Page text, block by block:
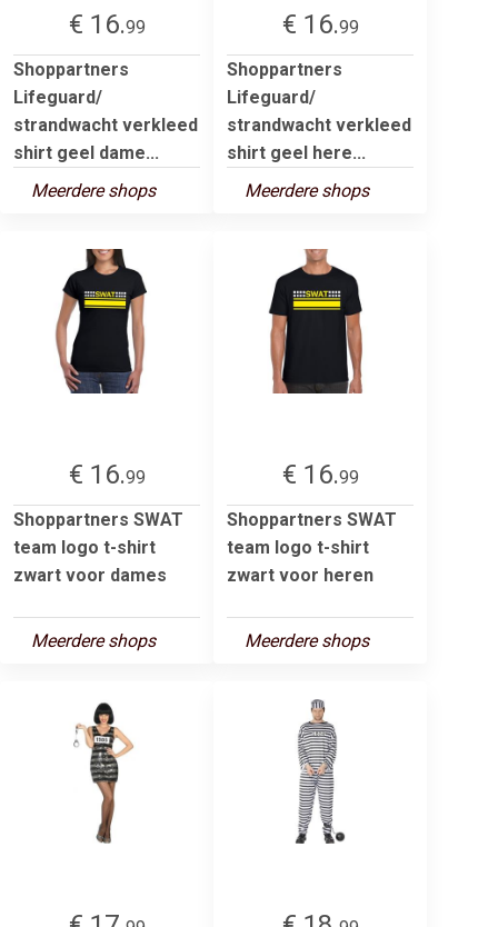
€ 16.99
Shoppartners
Lifeguard/
strandwacht verkleed
shirt geel dame...
Meerdere shops
€ 16.99
Shoppartners
Lifeguard/
strandwacht verkleed
shirt geel here...
Meerdere shops
€ 16.99
Shoppartners SWAT
team logo t-shirt
zwart voor dames
Meerdere shops
€ 16.99
Shoppartners SWAT
team logo t-shirt
zwart voor heren
Meerdere shops